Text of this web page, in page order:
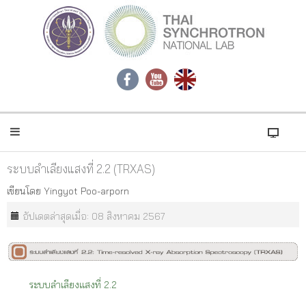
ระบบลำเลียงแสงที่ 2.2 (TRXAS)
เขียนโดย Yingyot Poo-arporn
อัปเดตล่าสุดเมื่อ: 08 สิงหาคม 2567
ระบบลำเลียงแสงที่ 2.2